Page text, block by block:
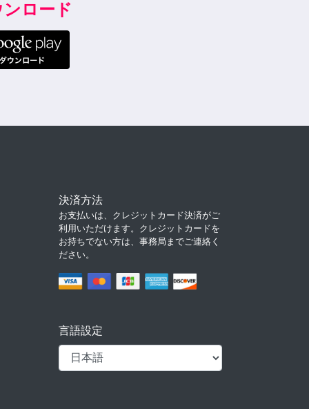
ロード
決済方法
お支払いは、クレジットカード決済がご
利用いただけます。クレジットカードを
お持ちでない方は、事務局までご連絡く
ださい。
言語設定